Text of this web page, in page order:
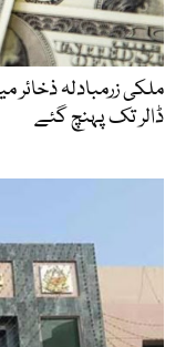
ڈالر تک پہنچ گئے